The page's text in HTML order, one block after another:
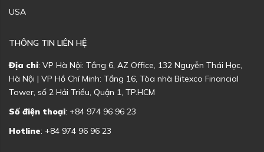
USA
THÔNG TIN LIÊN HỆ
Địa chỉ: VP Hà Nội: Tầng 6, AZ Office, 132 Nguyễn Thái Học,
Hà Nội | VP Hồ Chí Minh: Tầng 16, Tòa nhà Bitexco Financial
Tower, số 2 Hải Triều, Quận 1, TP.HCM
Số điện thoại: +84 974 96 96 23
Hotline: +84 974 96 96 23